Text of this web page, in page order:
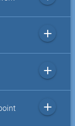
add
add
add